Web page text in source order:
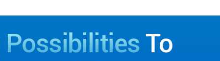
Possibilities To